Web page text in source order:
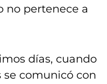
no pertenece a
días, cuando
se comunicó con